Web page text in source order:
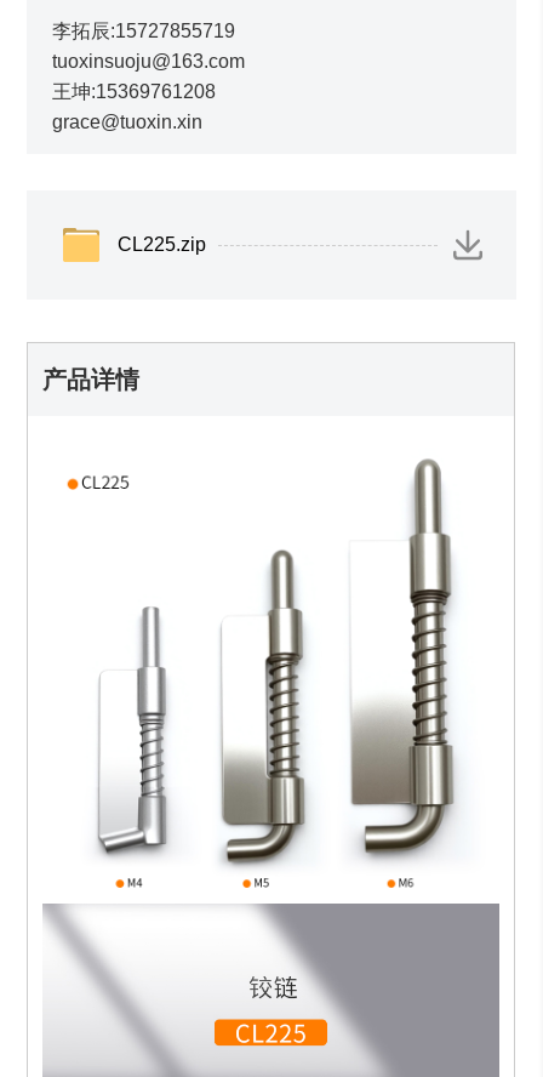
李拓辰:15727855719
tuoxinsuoju@163.com
王坤:15369761208
grace@tuoxin.xin
CL225.zip
产品详情